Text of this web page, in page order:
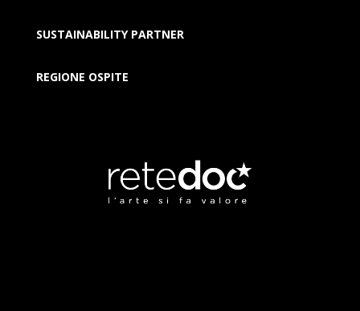
SUSTAINABILITY PARTNER
REGIONE OSPITE